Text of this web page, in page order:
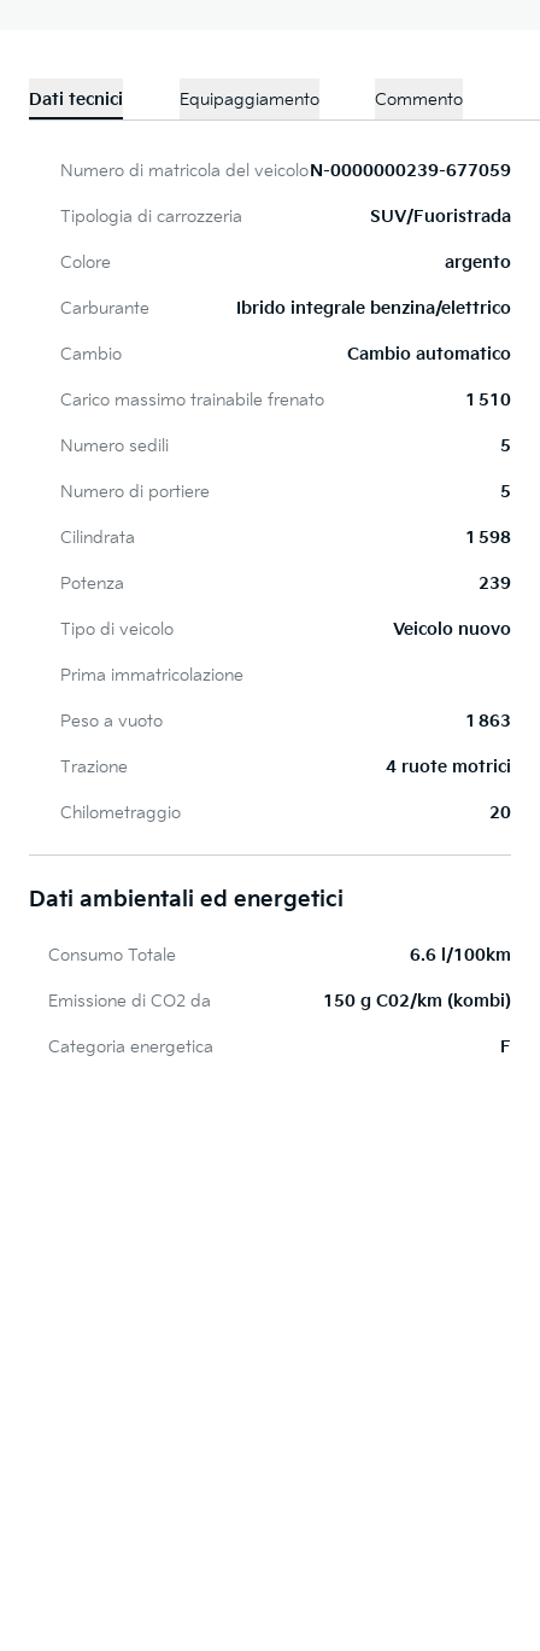
Dati tecnici Equipaggiamento Commento
Numero di matricola del veicoloN-0000000239-677059
Tipologia di carrozzeria SUV/Fuoristrada
Colore argento
Carburante Ibrido integrale benzina/elettrico
Cambio Cambio automatico
Carico massimo trainabile frenato 1 510
Numero sedili 5
Numero di portiere 5
Cilindrata 1 598
Potenza 239
Tipo di veicolo Veicolo nuovo
Prima immatricolazione
Peso a vuoto 1 863
Trazione 4 ruote motrici
Chilometraggio 20
Dati ambientali ed energetici
Consumo Totale 6.6 l/100km
Emissione di CO2 da 150 g C02/km (kombi)
Categoria energetica F